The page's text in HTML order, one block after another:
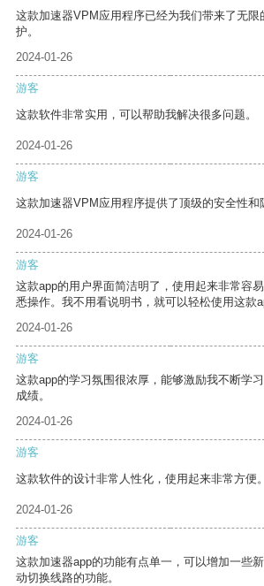
这款加速器VPM应用程序已经为我们带来了无限
护。
2024-01-26
游客
这款软件非常实用，可以帮助我解决很多问题。
2024-01-26
游客
这款加速器VPM应用程序提供了顶级的安全性和
2024-01-26
游客
这款app的用户界面简洁明了，使用起来非常容
悉操作。我不用看说明书，就可以轻松使用这款
2024-01-26
游客
这款app的学习氛围很浓厚，能够激励我不断学
成绩。
2024-01-26
游客
这款软件的设计非常人性化，使用起来非常方便。
2024-01-26
游客
这款加速器app的功能有点单一，可以增加一些
动切换线路的功能。